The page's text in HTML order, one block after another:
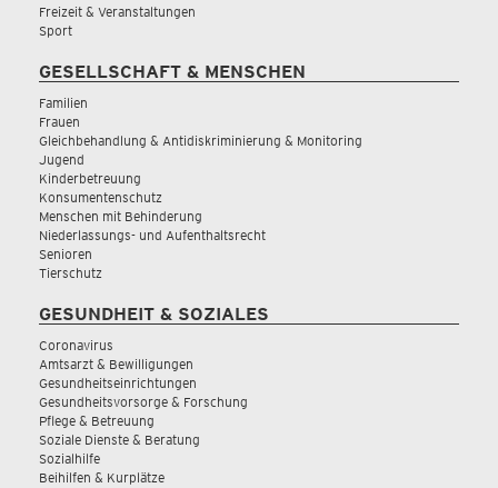
Freizeit & Veranstaltungen
Sport
GESELLSCHAFT & MENSCHEN
Familien
Frauen
Gleichbehandlung & Antidiskriminierung & Monitoring
Jugend
Kinderbetreuung
Konsumentenschutz
Menschen mit Behinderung
Niederlassungs- und Aufenthaltsrecht
Senioren
Tierschutz
GESUNDHEIT & SOZIALES
Coronavirus
Amtsarzt & Bewilligungen
Gesundheitseinrichtungen
Gesundheitsvorsorge & Forschung
Pflege & Betreuung
Soziale Dienste & Beratung
Sozialhilfe
Beihilfen & Kurplätze